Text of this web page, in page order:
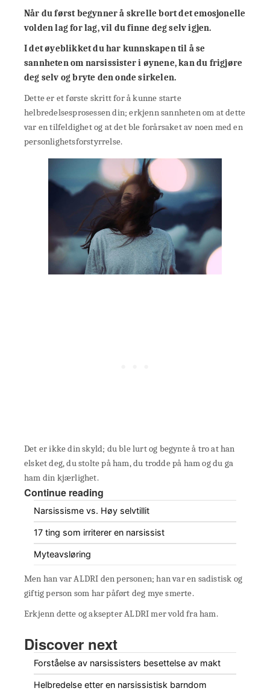
Når du først begynner å skrelle bort det emosjonelle
volden lag for lag, vil du finne deg selv igjen.
I det øyeblikket du har kunnskapen til å se
sannheten om narsissister i øynene, kan du frigjøre
deg selv og bryte den onde sirkelen.
Dette er et første skritt for å kunne starte
helbredelsesprosessen din; erkjenn sannheten om at dette
var en tilfeldighet og at det ble forårsaket av noen med en
personlighetsforstyrrelse.
Det er ikke din skyld; du ble lurt og begynte å tro at han
elsket deg, du stolte på ham, du trodde på ham og du ga
ham din kjærlighet.
Continue reading
Narsissisme vs. Høy selvtillit
17 ting som irriterer en narsissist
Myteavsløring
Men han var ALDRI den personen; han var en sadistisk og
giftig person som har påført deg mye smerte.
Erkjenn dette og aksepter ALDRI mer vold fra ham.
Discover next
Forståelse av narsissisters besettelse av makt
Helbredelse etter en narsissistisk barndom